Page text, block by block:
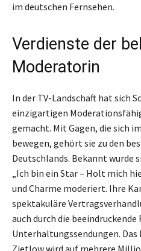
im deutschen Fernsehen.
Verdienste der
Moderatorin
In der TV-Landschaft hat sich
einzigartigen
gemacht. Mit Gagen, die sich
bewegen, gehört sie zu den
Deutschlands. Bekannt wurde
„Ich bin ein Star – Holt mich
und Charme moderiert. Ihre
spektakuläre
auch durch die
Unterhaltungssendungen.